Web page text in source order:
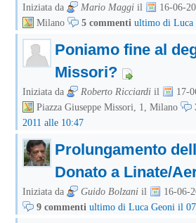
Iniziata da Mario Maggi il
16-06-
Milano
5 commenti ultimo di Luca
Poniamo fine al
Missori?
Iniziata da Roberto Ricciardi il
17-
Piazza Giuseppe Missori, 1, Milano
2011 alle 10:47
Prolungamento
Donato a Linate/
Iniziata da Guido Bolzani il
16-06-
9 commenti ultimo di Luca Geoni il